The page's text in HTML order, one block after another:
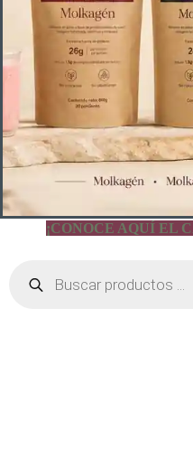
¡CONOCE AQUÍ EL
productos